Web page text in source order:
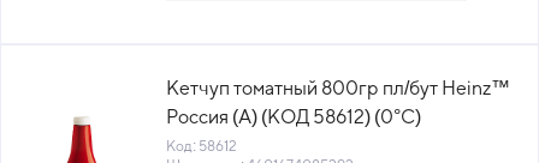
Кетчуп томатный 800гр пл/бут Heinz™
Россия (А) (КОД 58612) (0°С)
Код: 58612